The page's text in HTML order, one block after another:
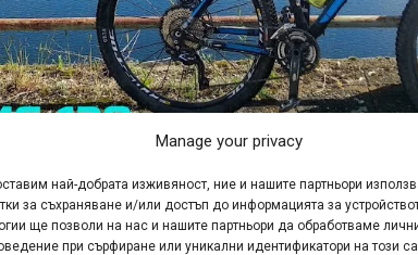
Manage your privacy
най-добрата изживяност, ние и нашите партньори
за съхраняване и/или достъп до информацията за
ще позволи на нас и нашите партньори да обработваме
при сърфиране или уникални идентификатори на този
на Борис Първанов (а може и повечето от
знаете, че животът на този велосипед 29″
филмчета на Боби внеговия YouTube канал